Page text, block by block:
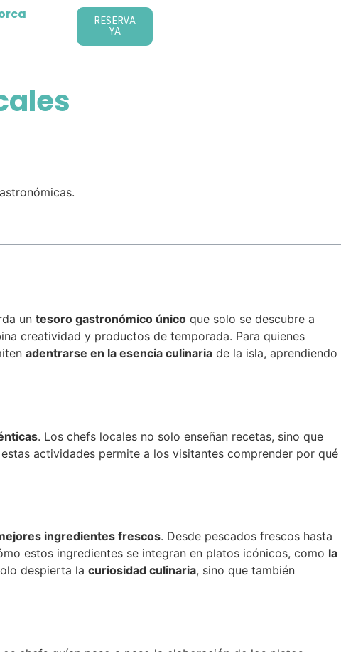
RESERVA
YA
un tesoro gastronómico único que solo se descubre a
creatividad y productos de temporada. Para quienes
adentrarse en la esencia culinaria de la isla, aprendiendo
. Los chefs locales no solo enseñan recetas, sino que
actividades permite a los visitantes comprender por qué
ingredientes frescos. Desde pescados frescos hasta
estos ingredientes se integran en platos icónicos, como la
despierta la curiosidad culinaria, sino que también